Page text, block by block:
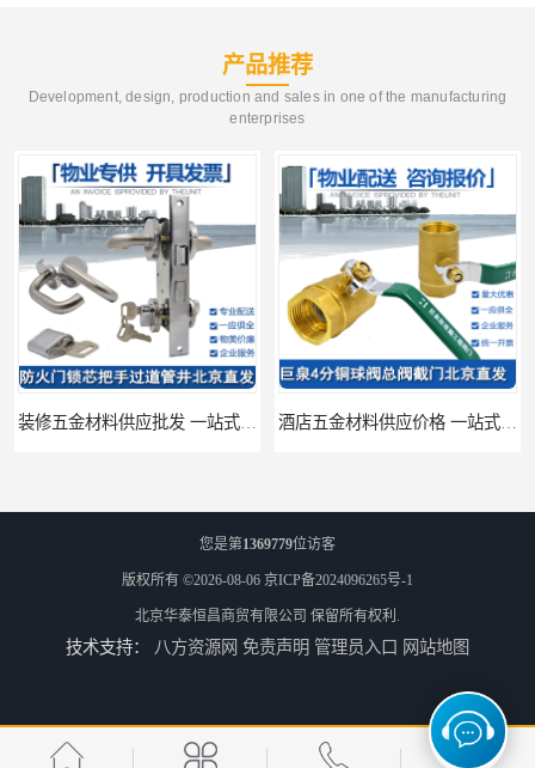
产品推荐
Development, design, production and sales in one of the manufacturing
enterprises
建筑五金材料供应配送 一站式五金材料供应商 脸盆冷热水龙头批发商 水龙头冷热洗脸盆池 全城配送
您是第1369779位访客
版权所有 ©2026-08-06 京ICP备2024096265号-1
北京华泰恒昌商贸有限公司 保留所有权利.
技术支持： 八方资源网 免责声明 管理员入口 网站地图